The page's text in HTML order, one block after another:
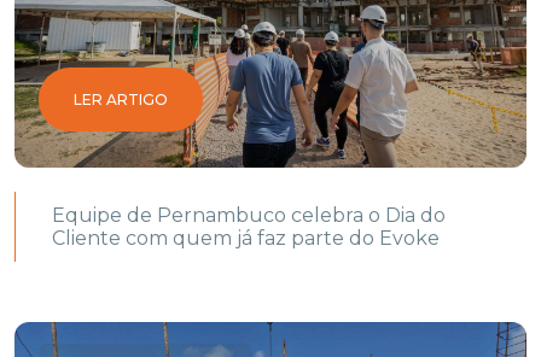
LER ARTIGO
Equipe de Pernambuco celebra o Dia do
Cliente com quem já faz parte do Evoke